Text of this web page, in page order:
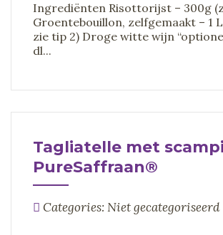
Ingrediënten Risottorijst – 300g
Groentebouillon, zelfgemaakt – 1
zie tip 2) Droge witte wijn
dl...
Tagliatelle met
PureSaffraan®
Categories: Niet gecategoriseerd